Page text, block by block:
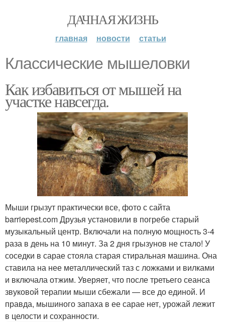
ДАЧНАЯ ЖИЗНЬ
главная новости статьи
Классические мышеловки
Как избавиться от мышей на
участке навсегда.
Мыши грызут практически все, фото с сайта
barriepest.com Друзья установили в погребе старый
музыкальный центр. Включали на полную мощность 3-4
раза в день на 10 минут. За 2 дня грызунов не стало! У
соседки в сарае стояла старая стиральная машина. Она
ставила на нее металлический таз с ложками и вилками
и включала отжим. Уверяет, что после третьего сеанса
звуковой терапии мыши сбежали — все до единой. И
правда, мышиного запаха в ее сарае нет, урожай лежит
в целости и сохранности.